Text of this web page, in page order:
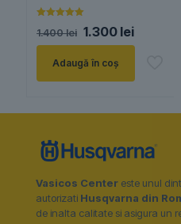
5.00
1.400lei Prețul
inițial
a
fost:
1.400 lei.
1.300 leiPrețul
curent
Adaugă în coș
Vasicos Center este unul
autorizati Husqvarna din
de inalta calitate si asigura un